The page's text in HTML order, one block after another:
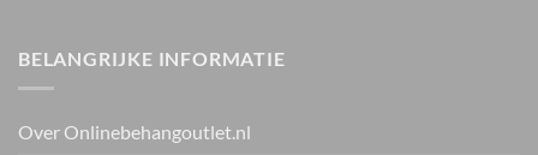
BELANGRIJKE INFORMATIE
Over Onlinebehangoutlet.nl